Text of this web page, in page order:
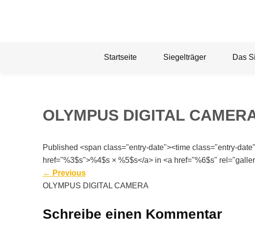
Startseite Siegelträger Das
OLYMPUS DIGITAL
Published <span class="entry-date"><time class="entry-
href="%3$s">%4$s × %5$s</a> in <a href="%6$s"
← Previous
OLYMPUS DIGITAL CAMERA
Schreibe einen Kommentar